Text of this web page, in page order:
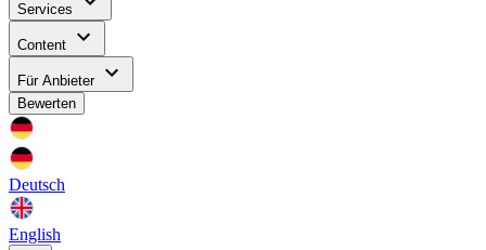
Services
Content
Für Anbieter
Bewerten
Deutsch
English